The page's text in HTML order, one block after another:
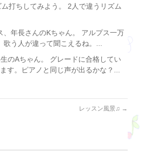
打ちしてみよう。 2人で違うリズム
年長さんのKちゃん。 アルプス一万
う人が違って聞こえるね。...
のAちゃん。 グレードに合格してい
す。ピアノと同じ声が出るかな？...
レッスン風景♫ →